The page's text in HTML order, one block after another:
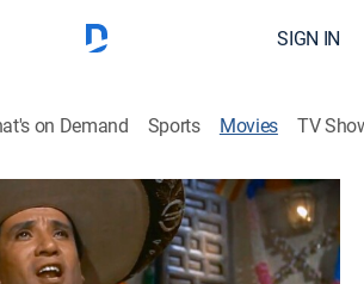
SIGN IN
on Demand Sports Movies TV
la culpa